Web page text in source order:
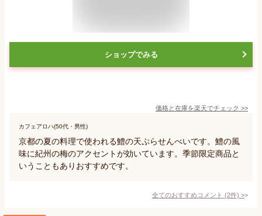
ショップでみる
価格と在庫を楽天でチェック >>
カフェアロハ(50代・男性)
京都の夏の料理で使われる鱧の天ぷらせんべいです。鱧の風
味に紀州の梅のアクセントが効いています。季節限定商品と
いうこともありおすすめです。
全てのおすすめコメント (2件) >